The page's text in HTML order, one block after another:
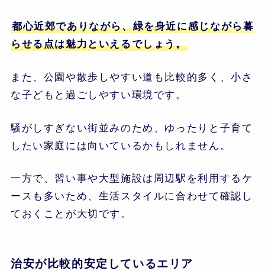
都心近郊でありながら、緑を身近に感じながら暮
らせる点は魅力といえるでしょう。
また、公園や散歩しやすい道も比較的多く、小さ
な子どもと過ごしやすい環境です。
騒がしすぎない街並みのため、ゆったりと子育て
したい家庭には向いているかもしれません。
一方で、習い事や大型施設は周辺駅を利用するケ
ースも多いため、生活スタイルに合わせて確認し
ておくことが大切です。
治安が比較的安定しているエリア